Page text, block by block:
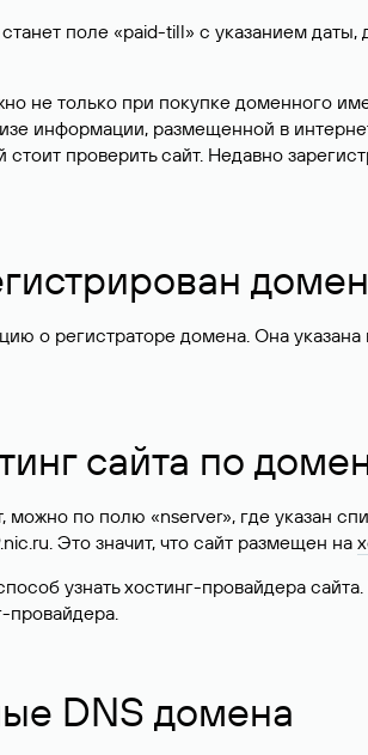
поле «paid-till» с указанием
не только при покупке доменного
информации, размещенной в
проверить сайт. Недавно
домен
о регистраторе домена. Она
сайта по
можно по полю «nserver», где
Это значит, что сайт размещен на
узнать хостинг-провайдера
провайдера.
DNS домена